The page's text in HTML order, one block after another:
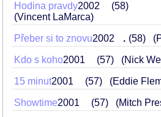
Hodina pravdy2002
58
(Vincent LaMarca)
Přeber si to znovu2002 . 58
Kdo s koho2001 57 (Nick
15 minut2001 57 (Eddie
Showtime2001 57 (Mitch